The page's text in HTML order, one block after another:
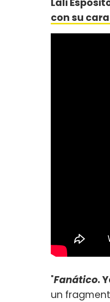
Lali
con su
"Fanático.
un